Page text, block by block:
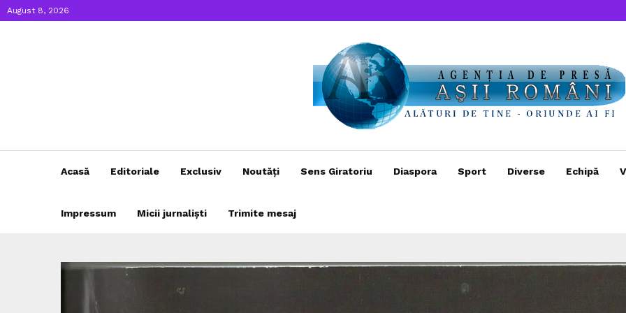
August 8, 2026
Acasă Editoriale Exclusiv Noutăți Sens Giratoriu Diaspora Sport Diverse Echipă
Impressum Micii jurnaliști Trimite mesaj